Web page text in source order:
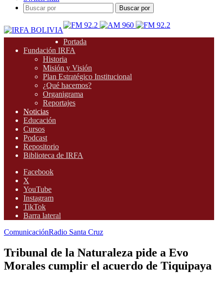
Buscar por
Portada
Fundación IRFA
Historia
Misión y Visión
Plan Estratégico Institucional
¿Qué hacemos?
Organigrama
Reportajes
Noticias
Educación
Cursos
Podcast
Repositorio
Biblioteca de IRFA
Facebook
X
YouTube
Instagram
TikTok
Barra lateral
ComunicaciónRadio Santa Cruz
Tribunal de la Naturaleza pide a Evo
Morales cumplir el acuerdo de Tiquipaya